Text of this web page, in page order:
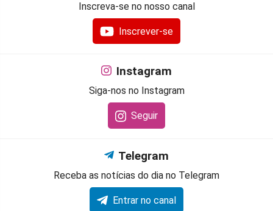
Inscreva-se no nosso canal
Inscrever-se
Instagram
Siga-nos no Instagram
Seguir
Telegram
Receba as notícias do dia no Telegram
Entrar no canal